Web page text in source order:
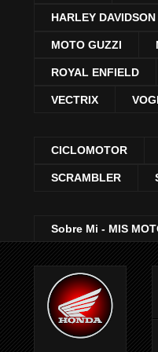
HARLEY DAVIDSON
MOTO GUZZI
ROYAL ENFIELD
VECTRIX
CICLOMOTOR
SCRAMBLER
Sobre Mi - MIS